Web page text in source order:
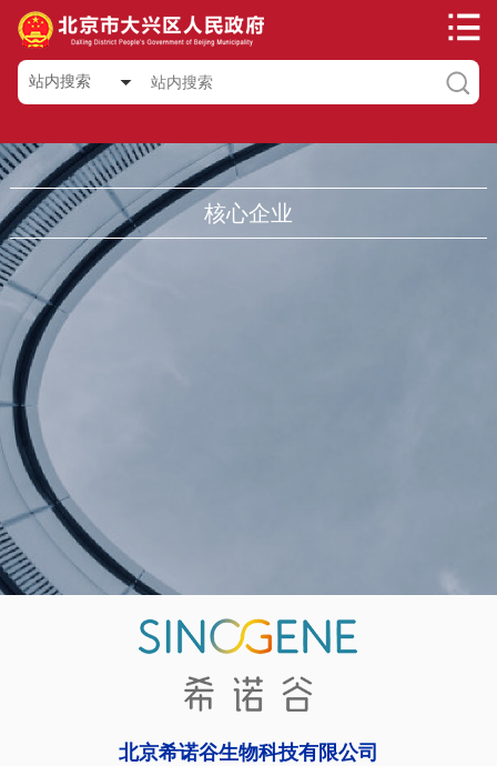
站内搜索
核心企业
北京希诺谷生物科技有限公司